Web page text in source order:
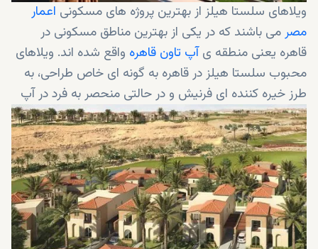
ویلاهای سلستا هیلز از بهترین پروژه های مسکونی اعمار
مصرمی باشند که در یکی از بهترین مناطق مسکونی در
قاهره یعنی منطقه یآپ تاون قاهره واقع شده اند. ویلاهای
محبوب سلستا هیلز در قاهره به گونه ای خاص طراحی، به
طرز خیره کننده ای فرنیش و در حالتی منحصر به فرد در آپ
تاون قاهره واقع شده اند تا خانه ای را که شایسته شماست،
به شما هدیه دهند. بله، سلستا هیلز قرار است خانه شما
باشد که هرگز نمی خواهید آن را ترک کنید!